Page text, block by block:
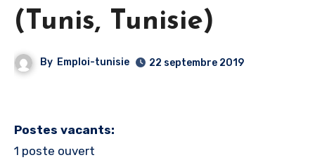
(Tunis, Tunisie)
By Emploi-tunisie 22 septembre 2019
Postes vacants:
1 poste ouvert